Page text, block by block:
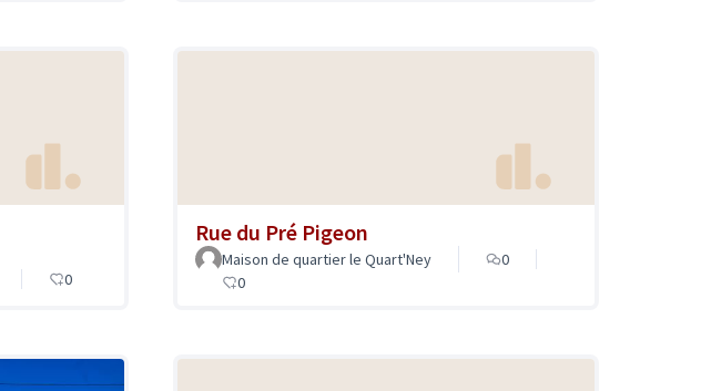
0
Rue du Pré Pigeon
Maison de quartier le Quart'Ney
0
0